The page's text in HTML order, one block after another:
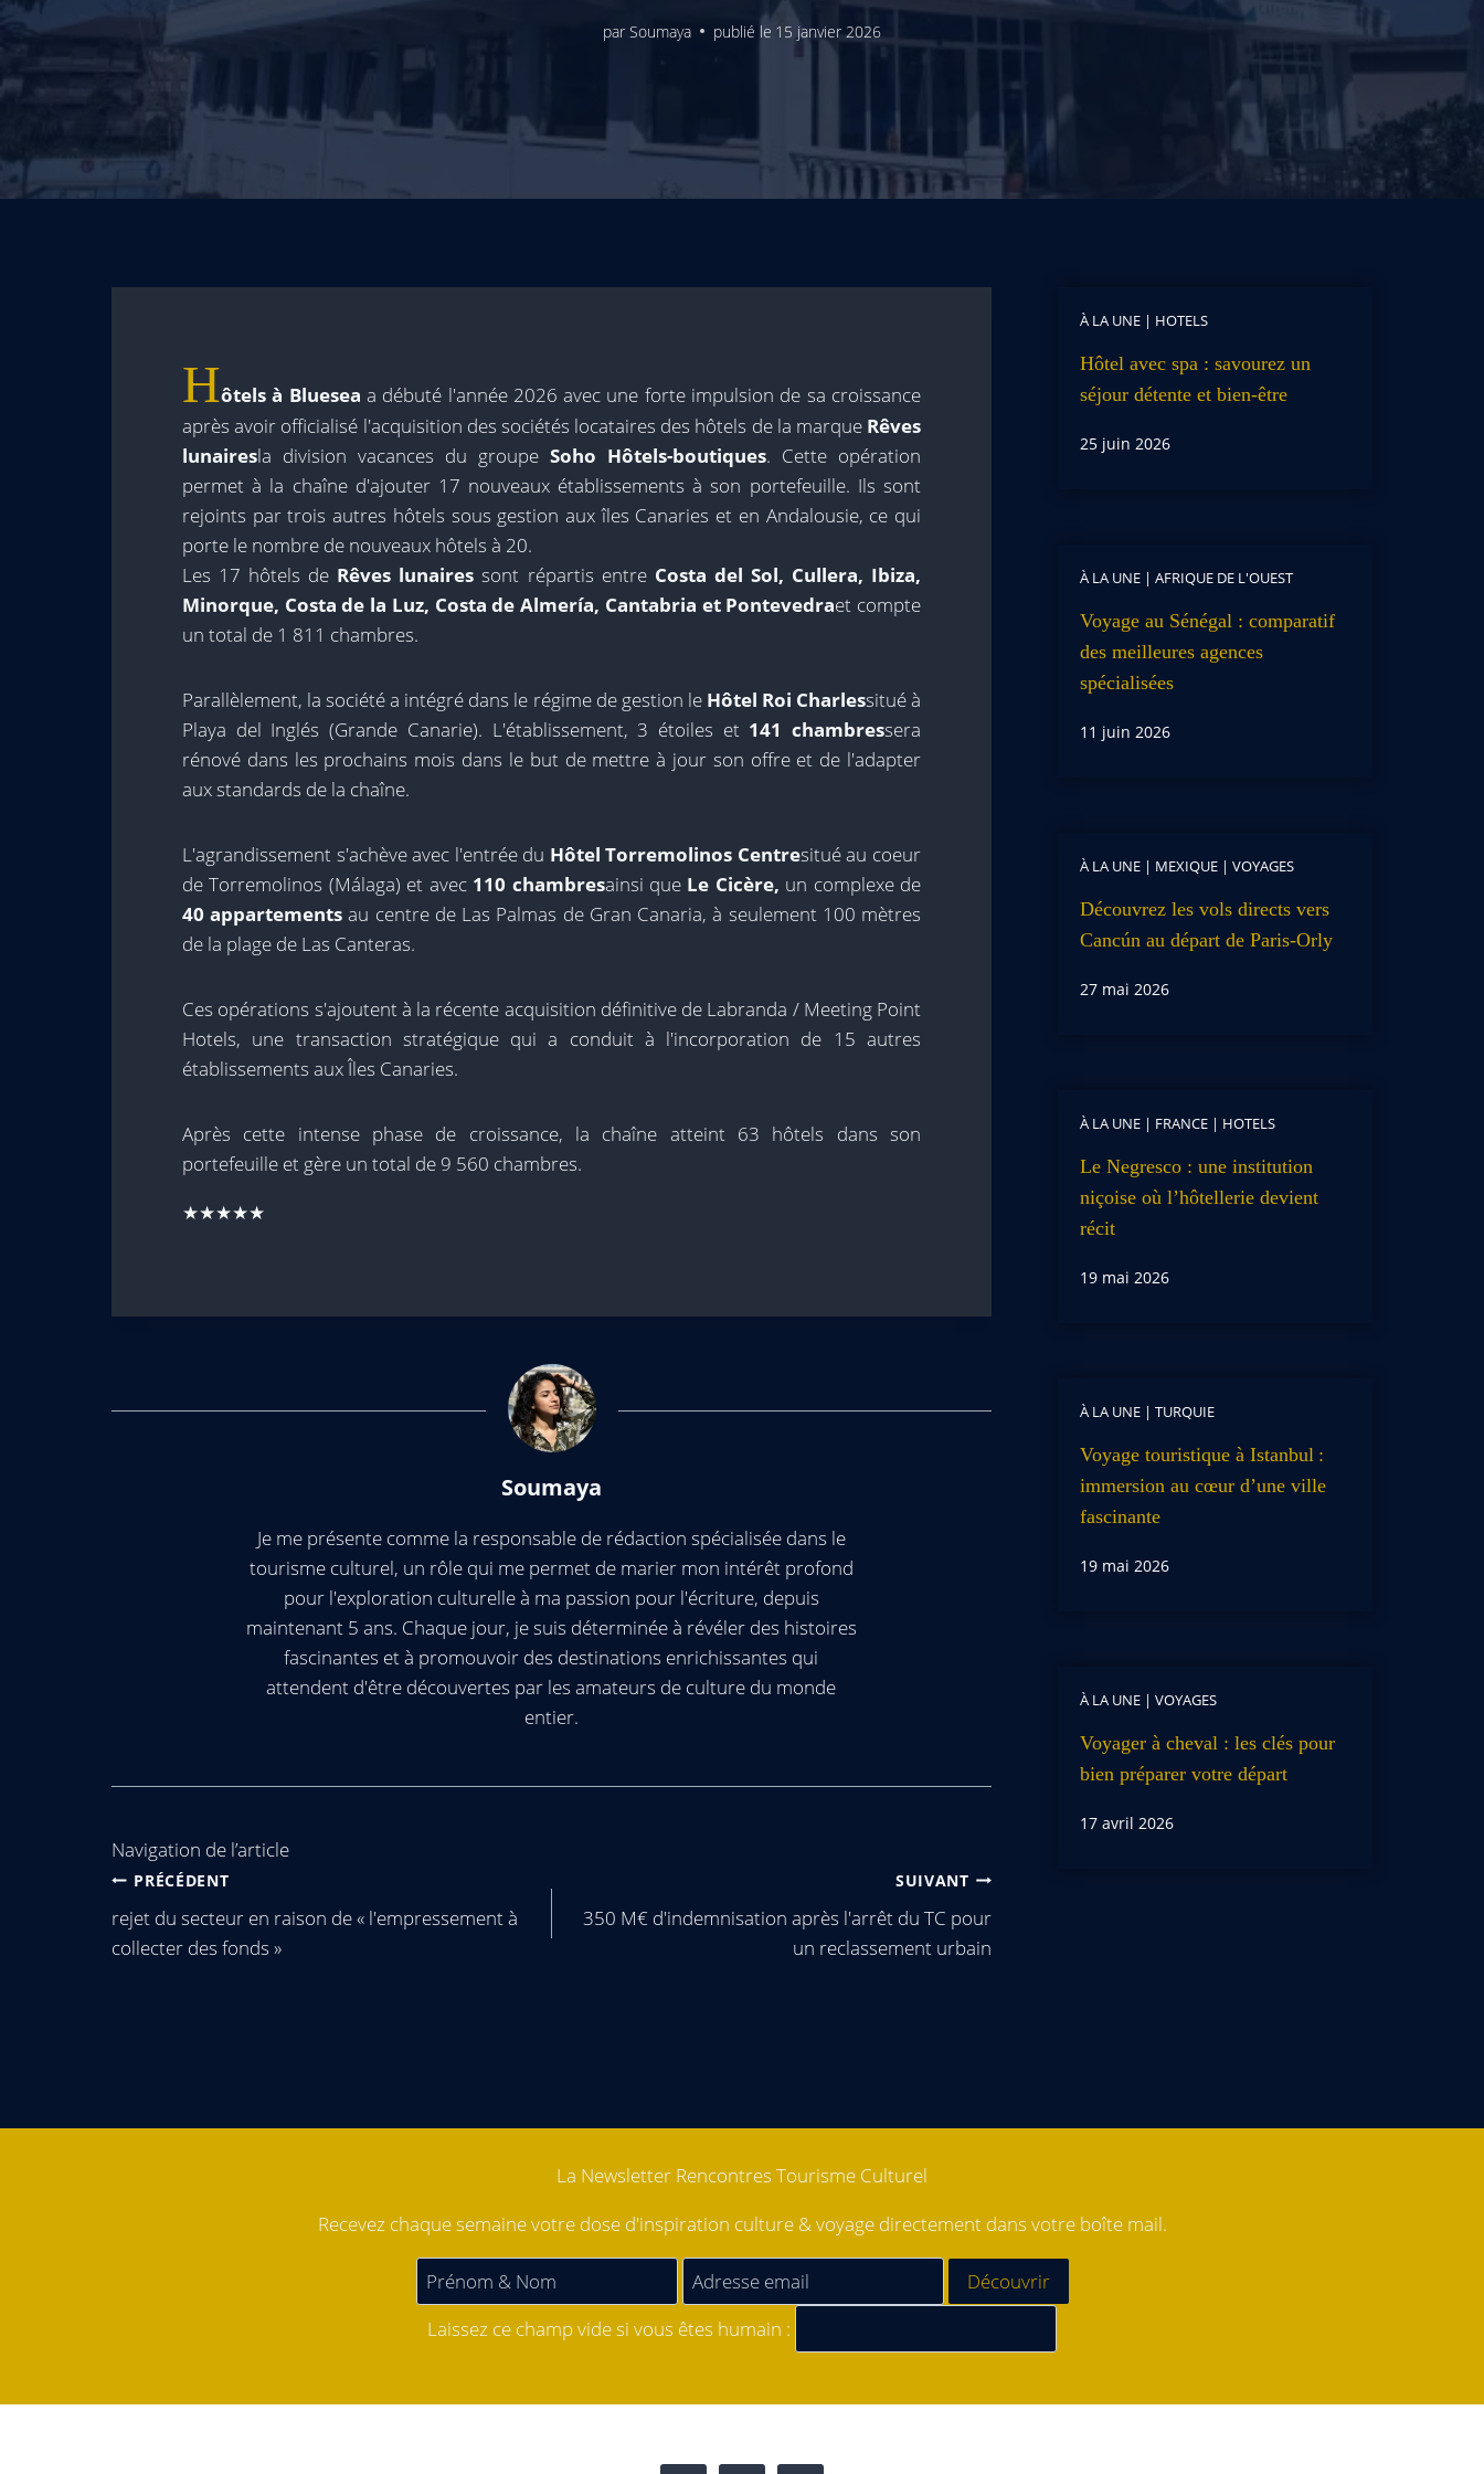
par Soumaya publié le 15 janvier 2026
Hôtels à Bluesea a débuté l'année 2026 avec une forte impulsion de sa croissance
après avoir officialisé l'acquisition des sociétés locataires des hôtels de la marque Rêves
lunairesla division vacances du groupe Soho Hôtels-boutiques. Cette opération
permet à la chaîne d'ajouter 17 nouveaux établissements à son portefeuille. Ils sont
rejoints par trois autres hôtels sous gestion aux îles Canaries et en Andalousie, ce qui
porte le nombre de nouveaux hôtels à 20.
Les 17 hôtels de Rêves lunaires sont répartis entre Costa del Sol, Cullera, Ibiza,
Minorque, Costa de la Luz, Costa de Almería, Cantabria et Pontevedraet compte
un total de 1 811 chambres.
Parallèlement, la société a intégré dans le régime de gestion leHôtel Roi Charlessitué à
Playa del Inglés (Grande Canarie). L'établissement, 3 étoiles et 141 chambressera
rénové dans les prochains mois dans le but de mettre à jour son offre et de l'adapter
aux standards de la chaîne.
L'agrandissement s'achève avec l'entrée du Hôtel Torremolinos Centresitué au coeur
de Torremolinos (Málaga) et avec 110 chambresainsi que Le Cicère, un complexe de
40 appartements au centre de Las Palmas de Gran Canaria, à seulement 100 mètres
de la plage de Las Canteras.
Ces opérations s'ajoutent à la récente acquisition définitive de Labranda / Meeting Point
Hotels, une transaction stratégique qui a conduit à l'incorporation de 15 autres
établissements aux Îles Canaries.
Après cette intense phase de croissance, la chaîne atteint 63 hôtels dans son
portefeuille et gère un total de 9 560 chambres.
★★★★★
Soumaya
Je me présente comme la responsable de rédaction spécialisée dans le
tourisme culturel, un rôle qui me permet de marier mon intérêt profond
pour l'exploration culturelle à ma passion pour l'écriture, depuis
maintenant 5 ans. Chaque jour, je suis déterminée à révéler des histoires
fascinantes et à promouvoir des destinations enrichissantes qui
attendent d'être découvertes par les amateurs de culture du monde
entier.
Navigation de l’article
PRÉCÉDENT
rejet du secteur en raison de « l'empressement à
collecter des fonds »
SUIVANT
350 M€ d'indemnisation après l'arrêt du TC pour
un reclassement urbain
À LA UNE| HOTELS
Hôtel avec spa : savourez un
séjour détente et bien-être
25 juin 2026
À LA UNE| AFRIQUE DE L'OUEST
Voyage au Sénégal : comparatif
des meilleures agences
spécialisées
11 juin 2026
À LA UNE| MEXIQUE| VOYAGES
Découvrez les vols directs vers
Cancún au départ de Paris-Orly
27 mai 2026
À LA UNE| FRANCE| HOTELS
Le Negresco : une institution
niçoise où l’hôtellerie devient
récit
19 mai 2026
À LA UNE| TURQUIE
Voyage touristique à Istanbul :
immersion au cœur d’une ville
fascinante
19 mai 2026
À LA UNE| VOYAGES
Voyager à cheval : les clés pour
bien préparer votre départ
17 avril 2026
La Newsletter Rencontres Tourisme Culturel
Recevez chaque semaine votre dose d'inspiration culture & voyage directement dans votre boîte mail.
Laissez ce champ vide si vous êtes humain :